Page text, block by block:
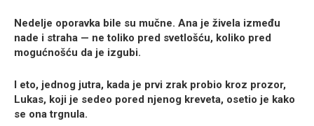
Nedelje oporavka bile su mučne. Ana je živela između
nade i straha — ne toliko pred svetlošću, koliko pred
mogućnošću da je izgubi.
I eto, jednog jutra, kada je prvi zrak probio kroz prozor,
Lukas, koji je sedeo pored njenog kreveta, osetio je kako
se ona trgnula.